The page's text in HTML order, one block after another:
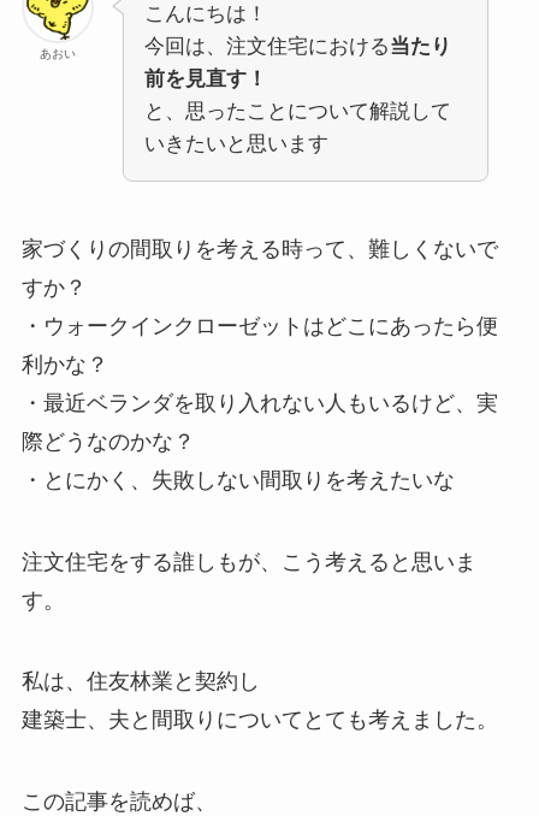
あおい
こんにちは！
今回は、注文住宅における当たり
前を見直す！
と、思ったことについて解説して
いきたいと思います
家づくりの間取りを考える時って、難しくないで
すか？
・ウォークインクローゼットはどこにあったら便
利かな？
・最近ベランダを取り入れない人もいるけど、実
際どうなのかな？
・とにかく、失敗しない間取りを考えたいな
注文住宅をする誰しもが、こう考えると思いま
す。
私は、住友林業と契約し
建築士、夫と間取りについてとても考えました。
この記事を読めば、